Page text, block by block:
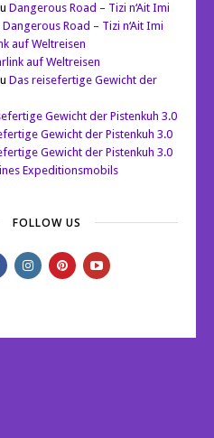
Dangerous Road – Tizi n‘Ait Imi
Dangerous Road – Tizi n‘Ait Imi
auf Weltreisen
auf Weltreisen
Das reisefertige Gewicht der
Gewicht der Pistenkuh 3.0
Gewicht der Pistenkuh 3.0
Gewicht der Pistenkuh 3.0
Expeditionsmobils
FOLLOW US